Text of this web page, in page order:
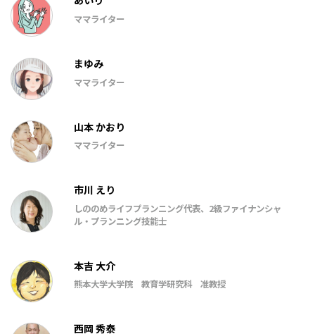
ママライター
まゆみ
ママライター
山本 かおり
ママライター
市川 えり
しののめライフプランニング代表、2級ファイナンシャ
ル・プランニング技能士
本吉 大介
熊本大学大学院 教育学研究科 准教授
西岡 秀泰